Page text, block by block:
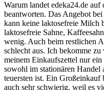
Warum landet edeka24.de auf
beantworten. Das Angebot
kann keine laktosefreie Milch
laktosefreie Sahne,
wenig. Auch beim restlichen
schlecht aus. Ich bekomme
meinem Einkaufszettel nur
sowohl im stationären Handel
teuersten ist. Ein Großeinkauf
auch sehr schwierig, weil es